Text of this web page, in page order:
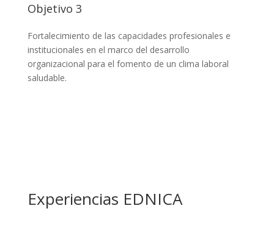
Objetivo 3
Fortalecimiento de las capacidades profesionales e
institucionales en el marco del desarrollo
organizacional para el fomento de un clima laboral
saludable.
Experiencias EDNICA